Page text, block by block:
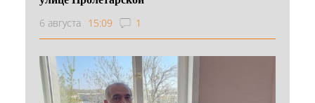
6 августа 15:09 1